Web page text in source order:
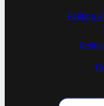
Politica